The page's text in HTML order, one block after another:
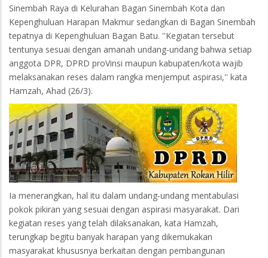
Sinembah Raya di Kelurahan Bagan Sinembah Kota dan
Kepenghuluan Harapan Makmur sedangkan di Bagan Sinembah
tepatnya di Kepenghuluan Bagan Batu. ''Kegiatan tersebut
tentunya sesuai dengan amanah undang-undang bahwa setiap
anggota DPR, DPRD proVinsi maupun kabupaten/kota wajib
melaksanakan reses dalam rangka menjemput aspirasi,'' kata
Hamzah, Ahad (26/3).
Ia menerangkan, hal itu dalam undang-undang mentabulasi
pokok pikiran yang sesuai dengan aspirasi masyarakat. Dari
kegiatan reses yang telah dilaksanakan, kata Hamzah,
terungkap begitu banyak harapan yang dikemukakan
masyarakat khususnya berkaitan dengan pembangunan